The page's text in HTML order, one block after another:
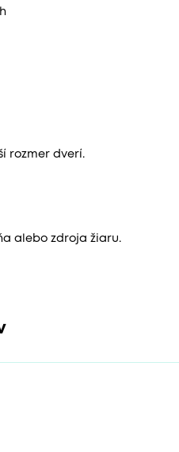
rozmer dverí.
alebo zdroja žiaru.